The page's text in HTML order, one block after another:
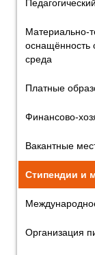
Материально-
оснащённость
среда
Платные
Финансово-
Вакантные
Стипендии и
Организация